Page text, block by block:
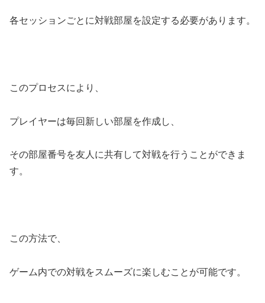
各セッションごとに対戦部屋を設定する必要があります。
このプロセスにより、
プレイヤーは毎回新しい部屋を作成し、
その部屋番号を友人に共有して対戦を行うことができま
す。
この方法で、
ゲーム内での対戦をスムーズに楽しむことが可能です。